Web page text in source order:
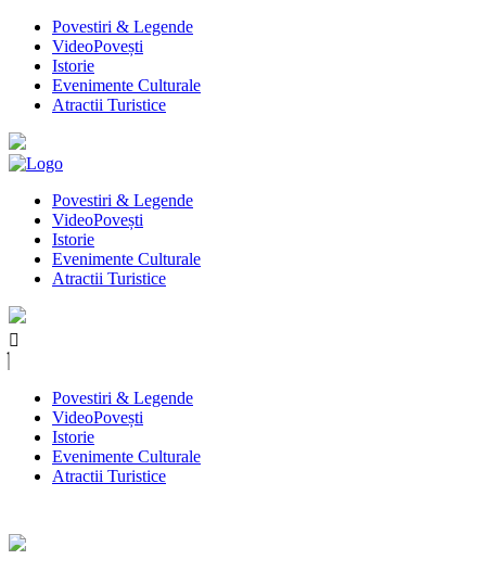
Povestiri & Legende
VideoPovești
Istorie
Evenimente Culturale
Atractii Turistice
Povestiri & Legende
VideoPovești
Istorie
Evenimente Culturale
Atractii Turistice
Povestiri & Legende
VideoPovești
Istorie
Evenimente Culturale
Atractii Turistice